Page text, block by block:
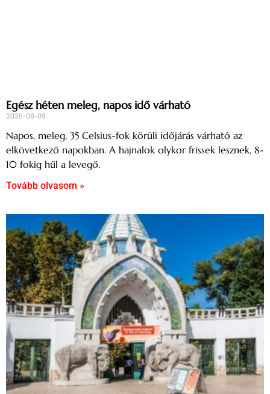
Egész héten meleg, napos idő várható
2026-08-09
Napos, meleg, 35 Celsius-fok körüli időjárás várható az
elkövetkező napokban. A hajnalok olykor frissek lesznek, 8-
10 fokig hűl a levegő.
Tovább olvasom »